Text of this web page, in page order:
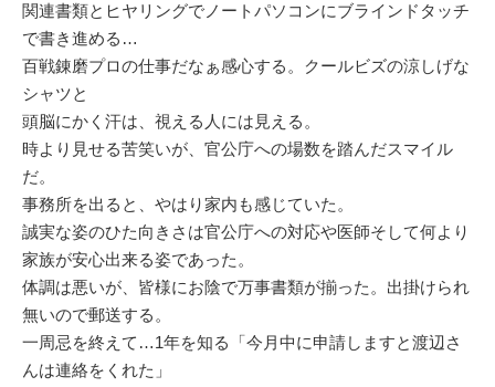
関連書類とヒヤリングでノートパソコンにブラインドタッチ
で書き進める…
百戦錬磨プロの仕事だなぁ感心する。クールビズの涼しげな
シャツと
頭脳にかく汗は、視える人には見える。
時より見せる苦笑いが、官公庁への場数を踏んだスマイル
だ。
事務所を出ると、やはり家内も感じていた。
誠実な姿のひた向きさは官公庁への対応や医師そして何より
家族が安心出来る姿であった。
体調は悪いが、皆様にお陰で万事書類が揃った。出掛けられ
無いので郵送する。
一周忌を終えて…1年を知る「今月中に申請しますと渡辺さ
んは連絡をくれた」